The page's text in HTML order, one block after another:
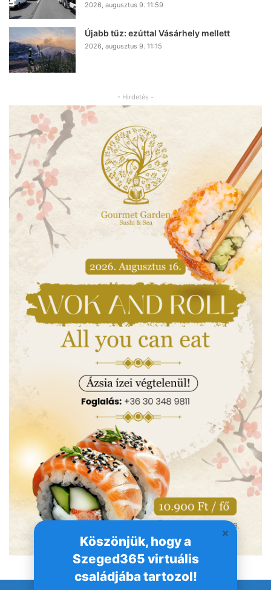
Köszönjük, hogy a
Szeged365 virtuális
családjába tartozol!
2026, augusztus 9. 11:59
Újabb tűz: ezúttal Vásárhely mellett
2026, augusztus 9. 11:15
- Hirdetés -